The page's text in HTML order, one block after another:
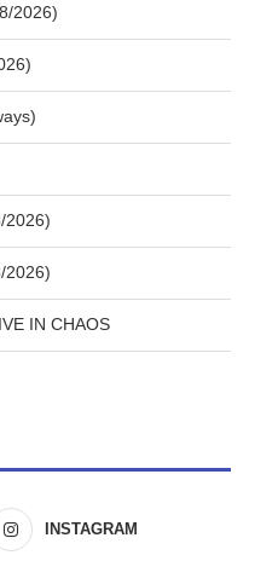
2026)
2026)
2026)
IN CHAOS
INSTAGRAM